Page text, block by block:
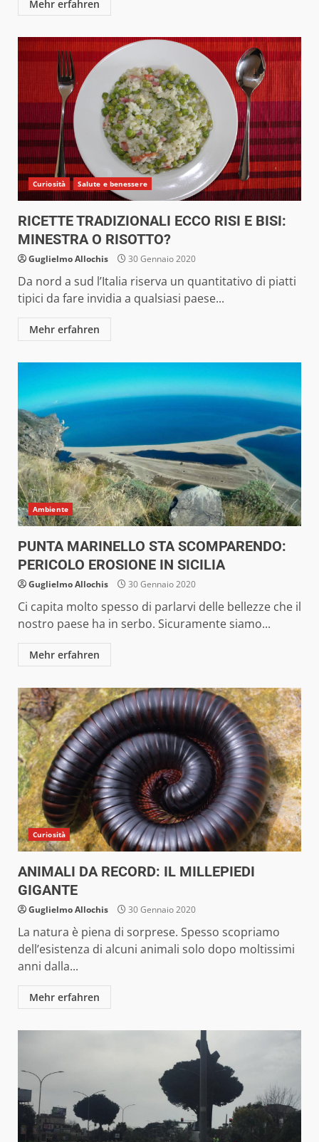
Mehr erfahren
Curiosità Salute e benessere
RICETTE TRADIZIONALI ECCO RISI E BISI:
MINESTRA O RISOTTO?
Guglielmo Allochis 30 Gennaio 2020
Da nord a sud l’Italia riserva un quantitativo di piatti
tipici da fare invidia a qualsiasi paese...
Mehr erfahren
Ambiente
PUNTA MARINELLO STA SCOMPARENDO:
PERICOLO EROSIONE IN SICILIA
Guglielmo Allochis 30 Gennaio 2020
Ci capita molto spesso di parlarvi delle bellezze che il
nostro paese ha in serbo. Sicuramente siamo...
Mehr erfahren
Curiosità
ANIMALI DA RECORD: IL MILLEPIEDI
GIGANTE
Guglielmo Allochis 30 Gennaio 2020
La natura è piena di sorprese. Spesso scopriamo
dell’esistenza di alcuni animali solo dopo moltissimi
anni dalla...
Mehr erfahren